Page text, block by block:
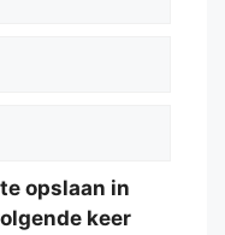
opslaan in
keer